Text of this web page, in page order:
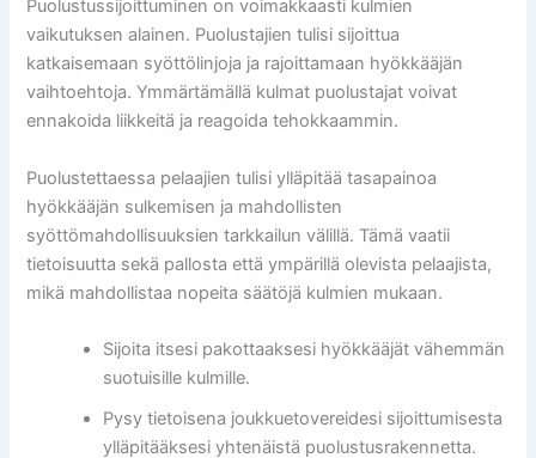
Puolustussijoittuminen on voimakkaasti kulmien
vaikutuksen alainen. Puolustajien tulisi sijoittua
katkaisemaan syöttölinjoja ja rajoittamaan hyökkääjän
vaihtoehtoja. Ymmärtämällä kulmat puolustajat voivat
ennakoida liikkeitä ja reagoida tehokkaammin.
Puolustettaessa pelaajien tulisi ylläpitää tasapainoa
hyökkääjän sulkemisen ja mahdollisten
syöttömahdollisuuksien tarkkailun välillä. Tämä vaatii
tietoisuutta sekä pallosta että ympärillä olevista pelaajista,
mikä mahdollistaa nopeita säätöjä kulmien mukaan.
Sijoita itsesi pakottaaksesi hyökkääjät vähemmän
suotuisille kulmille.
Pysy tietoisena joukkuetovereidesi sijoittumisesta
ylläpitääksesi yhtenäistä puolustusrakennetta.